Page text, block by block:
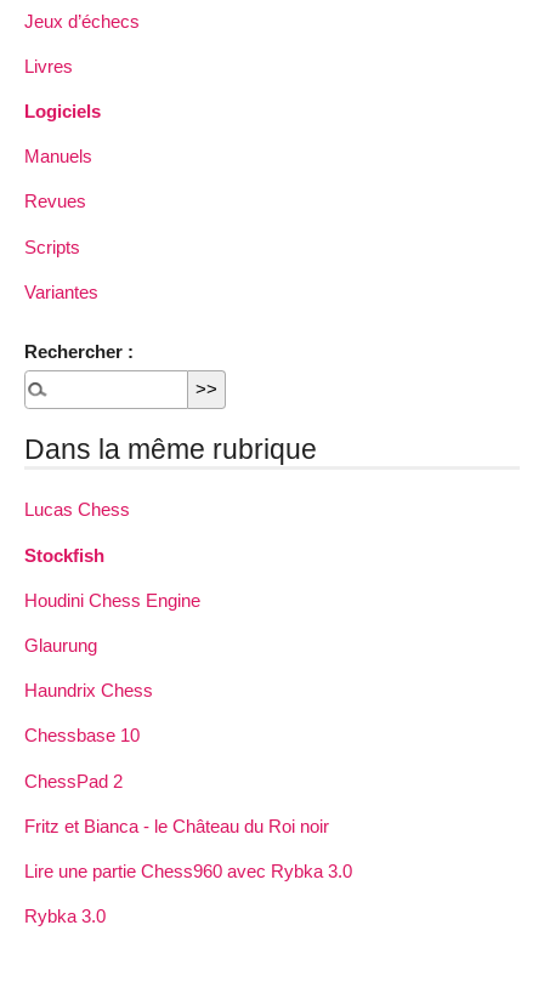
Jeux d’échecs
Livres
Logiciels
Manuels
Revues
Scripts
Variantes
Rechercher :
Dans la même rubrique
Lucas Chess
Stockfish
Houdini Chess Engine
Glaurung
Haundrix Chess
Chessbase 10
ChessPad 2
Fritz et Bianca - le Château du Roi noir
Lire une partie Chess960 avec Rybka 3.0
Rybka 3.0